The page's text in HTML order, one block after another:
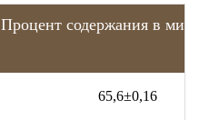
Процент содержания в
65,6±0,16